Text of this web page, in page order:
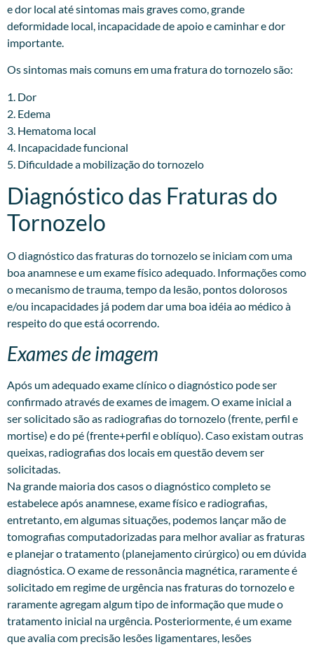
e dor local até sintomas mais graves como, grande
deformidade local, incapacidade de apoio e caminhar e dor
importante.
Os sintomas mais comuns em uma fratura do tornozelo são:
1. Dor
2. Edema
3. Hematoma local
4. Incapacidade funcional
5. Dificuldade a mobilização do tornozelo
Diagnóstico das Fraturas do
Tornozelo
O diagnóstico das fraturas do tornozelo se iniciam com uma
boa anamnese e um exame físico adequado. Informações como
o mecanismo de trauma, tempo da lesão, pontos dolorosos
e/ou incapacidades já podem dar uma boa idéia ao médico à
respeito do que está ocorrendo.
Exames de imagem
Após um adequado exame clínico o diagnóstico pode ser
confirmado através de exames de imagem. O exame inicial a
ser solicitado são as radiografias do tornozelo (frente, perfil e
mortise) e do pé (frente+perfil e oblíquo). Caso existam outras
queixas, radiografias dos locais em questão devem ser
solicitadas.
Na grande maioria dos casos o diagnóstico completo se
estabelece após anamnese, exame físico e radiografias,
entretanto, em algumas situações, podemos lançar mão de
tomografias computadorizadas para melhor avaliar as fraturas
e planejar o tratamento (planejamento cirúrgico) ou em dúvida
diagnóstica. O exame de ressonância magnética, raramente é
solicitado em regime de urgência nas fraturas do tornozelo e
raramente agregam algum tipo de informação que mude o
tratamento inicial na urgência. Posteriormente, é um exame
que avalia com precisão lesões ligamentares, lesões